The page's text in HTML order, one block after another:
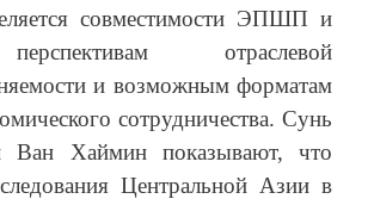
совместимости ЭПШП и
отраслевой
и возможным форматам
сотрудничества. Сунь
Хаймин показывают, что
Центральной Азии в